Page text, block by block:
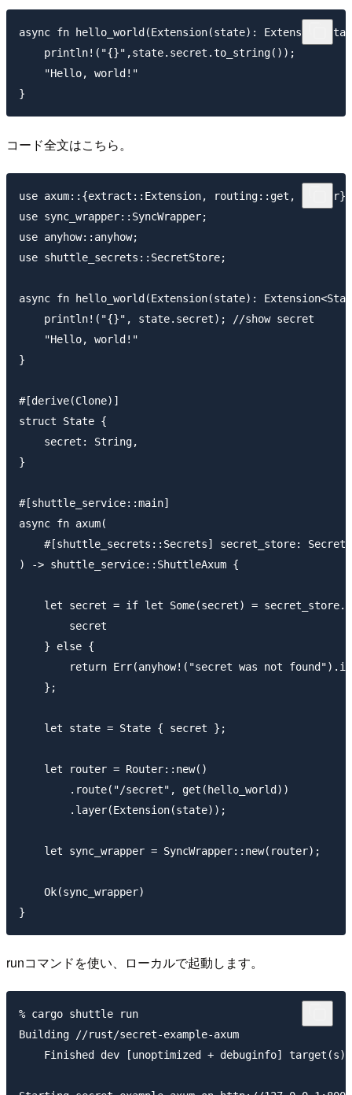
async fn hello_world(Extension(state):
    println!("{}",state.secret.to_string());
    "Hello, world!"
コード全文はこちら。
use axum::{extract::Extension, routing::get, Router};
use sync_wrapper::SyncWrapper;
use anyhow::anyhow;
use shuttle_secrets::SecretStore;
async fn hello_world(Extension(state):
    println!("{}", state.secret); //show secret
    "Hello, world!"
}
#[derive(Clone)]
struct State {
    secret: String,
}
#[shuttle_service::main]
async fn axum(
#[shuttle_secrets::Secrets] secret_store:
) -> shuttle_service::ShuttleAxum {
let secret = if let Some(secret) =
        secret
    } else {
return Err(anyhow!("secret was not
    };
    let state = State { secret };
    let router = Router::new()
        .route("/secret", get(hello_world))
        .layer(Extension(state));
    let sync_wrapper = SyncWrapper::new(router);
    Ok(sync_wrapper)
runコマンドを使い、ローカルで起動します。
% cargo shuttle run
Building //rust/secret-example-axum
Finished dev [unoptimized + debuginfo] target(s)